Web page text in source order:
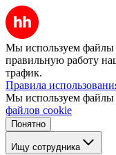
Мы используем файлы
правильную работу
трафик.
Правила
Мы используем файлы
файлов cookie
Понятно
Ищу сотрудника